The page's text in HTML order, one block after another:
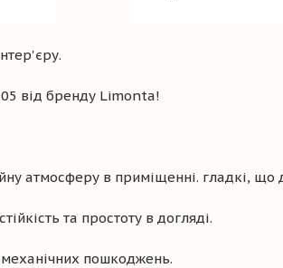
від бренду Limonta!
атмосферу в приміщенні. гладкі, що
та простоту в догляді.
механічних пошкоджень.